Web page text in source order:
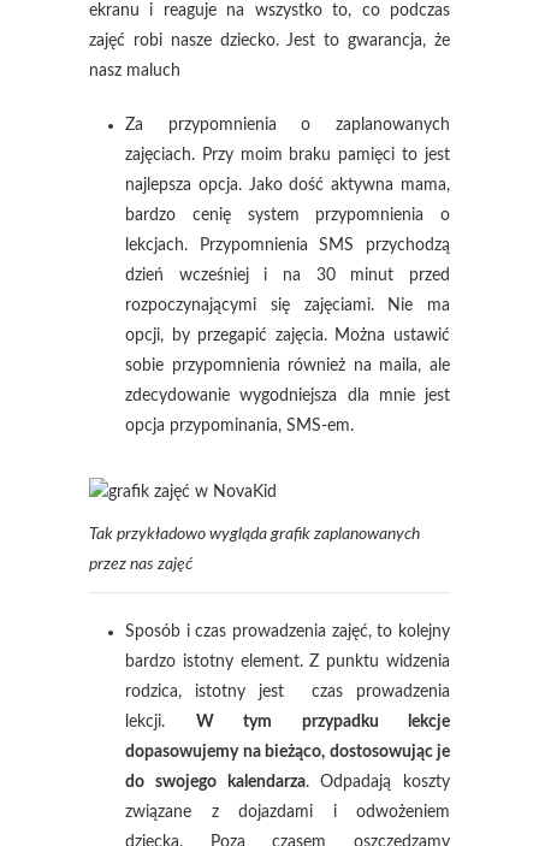
ekranu i reaguje na wszystko to, co podczas
zajęć robi nasze dziecko. Jest to gwarancja, że
nasz maluch
Za przypomnienia o zaplanowanych
zajęciach. Przy moim braku pamięci to jest
najlepsza opcja. Jako dość aktywna mama,
bardzo cenię system przypomnienia o
lekcjach. Przypomnienia SMS przychodzą
dzień wcześniej i na 30 minut przed
rozpoczynającymi się zajęciami. Nie ma
opcji, by przegapić zajęcia. Można ustawić
sobie przypomnienia również na maila, ale
zdecydowanie wygodniejsza dla mnie jest
opcja przypominania, SMS-em.
Tak przykładowo wygląda grafik zaplanowanych
przez nas zajęć
Sposób i czas prowadzenia zajęć, to kolejny
bardzo istotny element. Z punktu widzenia
rodzica, istotny jest czas prowadzenia
lekcji. W tym przypadku lekcje
dopasowujemy na bieżąco, dostosowując je
do swojego kalendarza. Odpadają koszty
związane z dojazdami i odwożeniem
dziecka. Poza czasem oszczędzamy